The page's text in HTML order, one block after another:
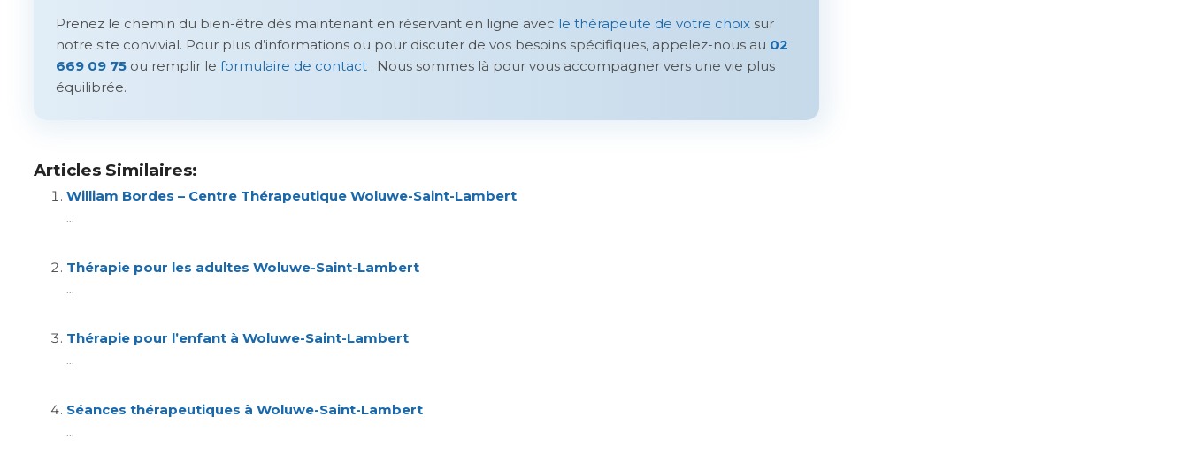
Prenez le chemin du bien-être dès maintenant en réservant en ligne avec le thérapeute de votre choixsur
notre site convivial. Pour plus d’informations ou pour discuter de vos besoins spécifiques, appelez-nous au 02
669 09 75ou remplir le formulaire de contact. Nous sommes là pour vous accompagner vers une vie plus
équilibrée.
Articles Similaires:
William Bordes – Centre Thérapeutique Woluwe-Saint-Lambert
...
Thérapie pour les adultes Woluwe-Saint-Lambert
Thérapie pour l’enfant à Woluwe-Saint-Lambert
...
Séances thérapeutiques à Woluwe-Saint-Lambert